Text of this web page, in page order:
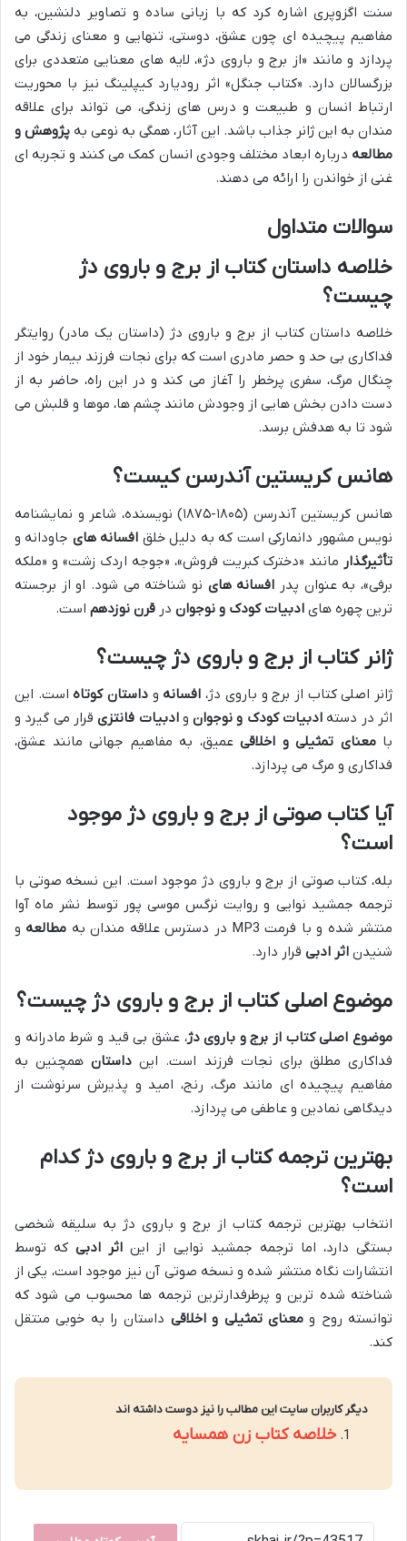
سنت اگزوپری اشاره کرد که با زبانی ساده و تصاویر دلنشین، به
مفاهیم پیچیده ای چون عشق، دوستی، تنهایی و معنای زندگی می
پردازد و مانند «از برج و باروی دژ»، لایه های معنایی متعددی برای
بزرگسالان دارد. «کتاب جنگل» اثر رودیارد کیپلینگ نیز با محوریت
ارتباط انسان و طبیعت و درس های زندگی، می تواند برای علاقه
مندان به این ژانر جذاب باشد. این آثار، همگی به نوعی به پژوهش و
مطالعه درباره ابعاد مختلف وجودی انسان کمک می کنند و تجربه ای
غنی از خواندن را ارائه می دهند.
سوالات متداول
خلاصه داستان کتاب از برج و باروی دژ
چیست؟
خلاصه داستان کتاب از برج و باروی دژ (داستان یک مادر) روایتگر
فداکاری بی حد و حصر مادری است که برای نجات فرزند بیمار خود از
چنگال مرگ، سفری پرخطر را آغاز می کند و در این راه، حاضر به از
دست دادن بخش هایی از وجودش مانند چشم ها، موها و قلبش می
شود تا به هدفش برسد.
هانس کریستین آندرسن کیست؟
هانس کریستین آندرسن (۱۸۰۵-۱۸۷۵) نویسنده، شاعر و نمایشنامه
نویس مشهور دانمارکی است که به دلیل خلق افسانه های جاودانه و
تأثیرگذار مانند «دخترک کبریت فروش»، «جوجه اردک زشت» و «ملکه
برفی»، به عنوان پدر افسانه های نو شناخته می شود. او از برجسته
ترین چهره های ادبیات کودک و نوجوان در قرن نوزدهم است.
ژانر کتاب از برج و باروی دژ چیست؟
ژانر اصلی کتاب از برج و باروی دژ، افسانه و داستان کوتاهاست. این
اثر در دسته ادبیات کودک و نوجوانوادبیات فانتزیقرار می گیرد و
بامعنای تمثیلی و اخلاقی عمیق، به مفاهیم جهانی مانند عشق،
فداکاری و مرگ می پردازد.
آیا کتاب صوتی از برج و باروی دژ موجود
است؟
بله، کتاب صوتی از برج و باروی دژ موجود است. این نسخه صوتی با
ترجمه جمشید نوایی و روایت نرگس موسی پور توسط نشر ماه آوا
منتشر شده و با فرمت MP3 در دسترس علاقه مندان به
مطالعه و
شنیدن اثر ادبی قرار دارد.
موضوع اصلی کتاب از برج و باروی دژ چیست؟
موضوع اصلی کتاب از برج و باروی دژ، عشق بی قید و شرط مادرانه و
فداکاری مطلق برای نجات فرزند است. این داستانهمچنین به
مفاهیم پیچیده ای مانند مرگ، رنج، امید و پذیرش سرنوشت از
دیدگاهی نمادین و عاطفی می پردازد.
بهترین ترجمه کتاب از برج و باروی دژ کدام
است؟
انتخاب بهترین ترجمه کتاب از برج و باروی دژ به سلیقه شخصی
بستگی دارد، اما ترجمه جمشید نوایی از این اثر ادبیکه توسط
انتشارات نگاه منتشر شده و نسخه صوتی آن نیز موجود است، یکی از
شناخته شده ترین و پرطرفدارترین ترجمه ها محسوب می شود که
توانسته روح ومعنای تمثیلی و اخلاقی داستان را به خوبی منتقل
کند.
دیگر کاربران سایت این مطالب را نیز دوست داشته اند
خلاصه کتاب زن همسایه